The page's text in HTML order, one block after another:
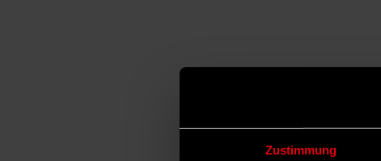
Zustimmung